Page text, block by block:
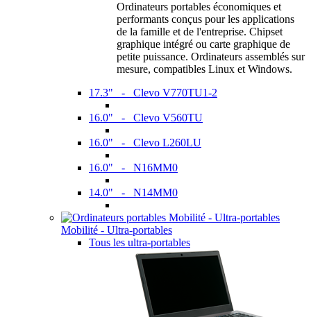
Ordinateurs portables économiques et
performants conçus pour les applications
de la famille et de l'entreprise. Chipset
graphique intégré ou carte graphique de
petite puissance. Ordinateurs assemblés sur
mesure, compatibles Linux et Windows.
17.3" - Clevo V770TU1-2
16.0" - Clevo V560TU
16.0" - Clevo L260LU
16.0" - N16MM0
14.0" - N14MM0
Mobilité - Ultra-portables
Tous les ultra-portables